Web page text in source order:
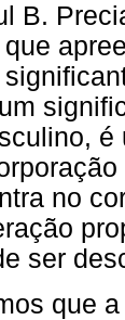
B.
que
é
no
ser
que